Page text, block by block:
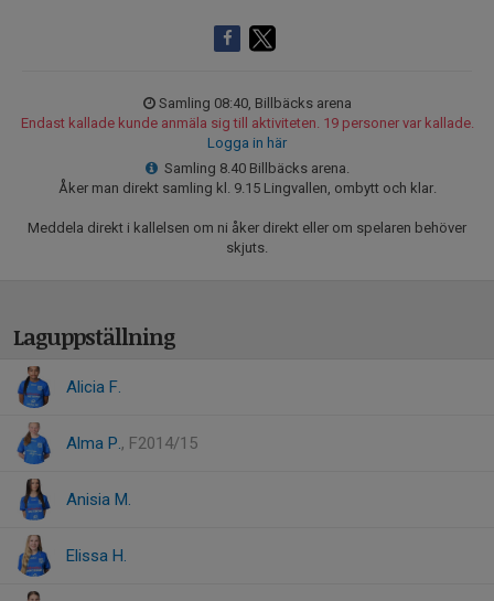
Samling 08:40, Billbäcks arena
Endast kallade kunde anmäla sig till aktiviteten. 19 personer var kallade.
Logga in här
Samling 8.40 Billbäcks arena.
Åker man direkt samling kl. 9.15 Lingvallen, ombytt och klar.
Meddela direkt i kallelsen om ni åker direkt eller om spelaren behöver
skjuts.
Laguppställning
Alicia F.
Alma P., F2014/15
Anisia M.
Elissa H.